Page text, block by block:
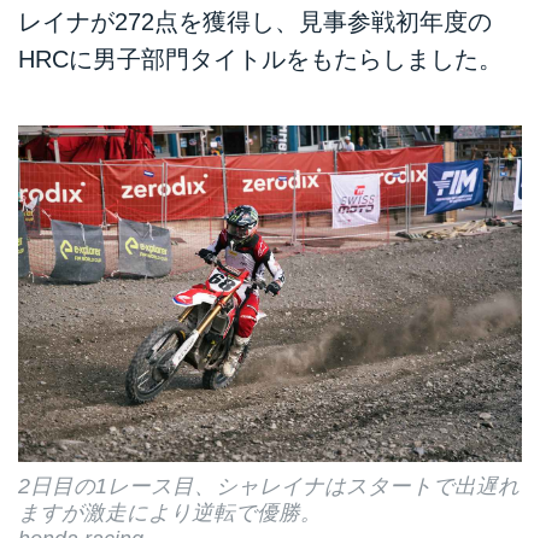
レイナが272点を獲得し、見事参戦初年度の
HRCに男子部門タイトルをもたらしました。
2日目の1レース目、シャレイナはスタートで出遅れ
ますが激走により逆転で優勝。